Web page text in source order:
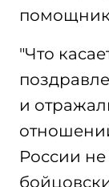
"Что
и
России